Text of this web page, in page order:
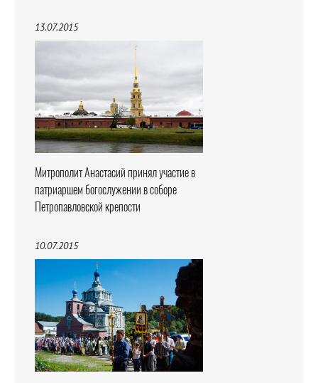
13.07.2015
Митрополит Анастасий принял участие в
патриаршем богослужении в соборе
Петропавловской крепости
10.07.2015